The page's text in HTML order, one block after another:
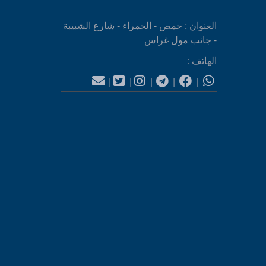
العنوان : حمص - الحمراء - شارع الشبيبة
- جانب مول غراس
الهاتف :
|
|
|
|
|